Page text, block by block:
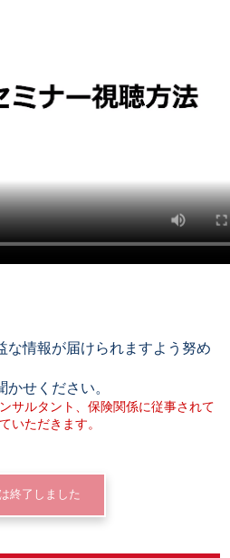
な情報が届けられますよう努め
せください。
サルタント、保険関係に従事されて
いただきます。
終了しました